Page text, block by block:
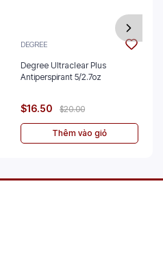
DEGREE
Degree Ultraclear Plus
Antiperspirant 5/2.7oz
$16.50 $20.00
Thêm vào giỏ